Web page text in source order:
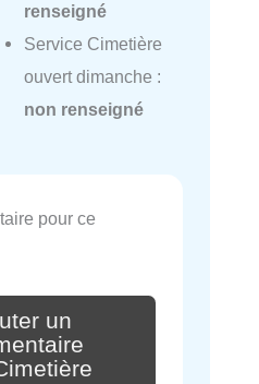
renseigné
Service Cimetière
ouvert dimanche :
non renseigné
pour ce
un